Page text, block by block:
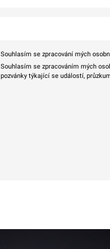
Souhlasím se zpracování mých
Souhlasím se zpracováním mých
pozvánky týkající se událostí,